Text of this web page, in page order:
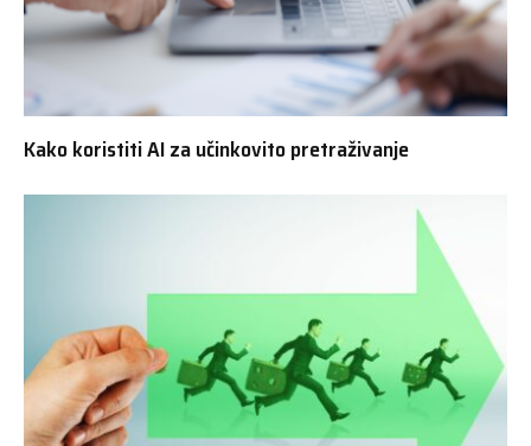
Kako koristiti AI za učinkovito pretraživanje